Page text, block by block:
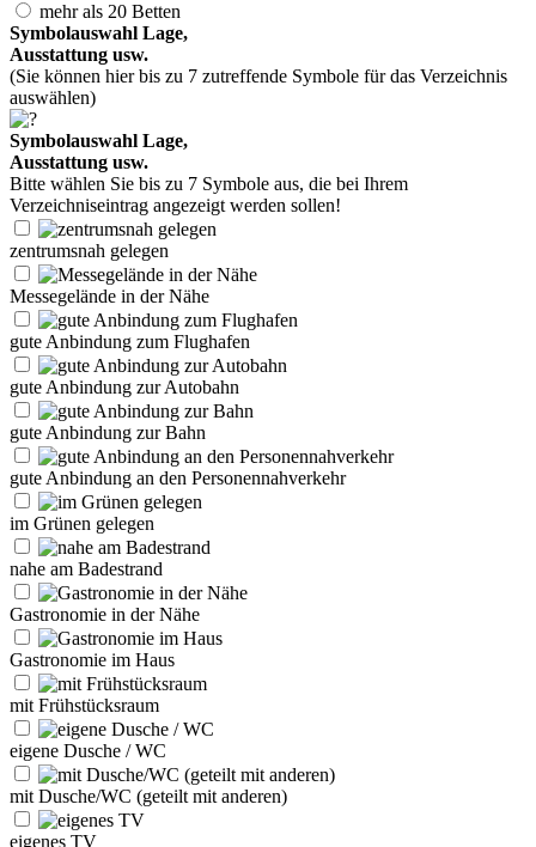
mehr als 20 Betten
Symbolauswahl Lage,
Ausstattung usw.
(Sie können hier bis zu 7 zutreffende Symbole für das Verzeichnis
auswählen)
Symbolauswahl Lage,
Ausstattung usw.
Bitte wählen Sie bis zu 7 Symbole aus, die bei Ihrem
Verzeichniseintrag angezeigt werden sollen!
zentrumsnah gelegen
Messegelände in der Nähe
gute Anbindung zum Flughafen
gute Anbindung zur Autobahn
gute Anbindung zur Bahn
gute Anbindung an den Personennahverkehr
im Grünen gelegen
nahe am Badestrand
Gastronomie in der Nähe
Gastronomie im Haus
mit Frühstücksraum
eigene Dusche / WC
mit Dusche/WC (geteilt mit anderen)
eigenes TV